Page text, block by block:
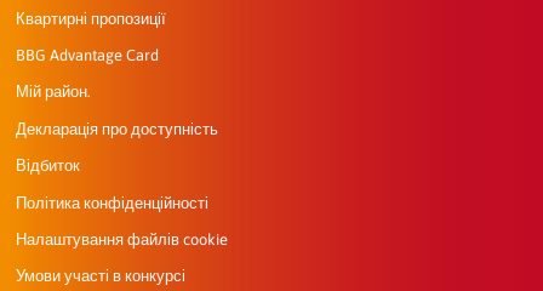
Квартирні пропозиції
BBG Advantage Card
Мій район.
Декларація про доступність
Відбиток
Політика конфіденційності
Налаштування файлів cookie
Умови участі в конкурсі